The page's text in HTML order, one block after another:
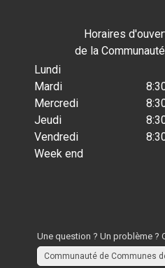
Horaires
de la
Lundi
Mardi
Mercredi
Jeudi
Vendredi
Week end
Une question ? Un problème ?